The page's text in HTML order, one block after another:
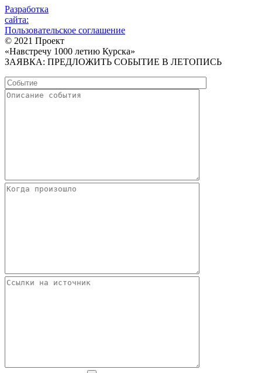
Разработка
сайта:
Пользовательское соглашение
© 2021 Проект
«Навстречу 1000 летию Курска»
ЗАЯВКА: ПРЕДЛОЖИТЬ СОБЫТИЕ В ЛЕТОПИСЬ